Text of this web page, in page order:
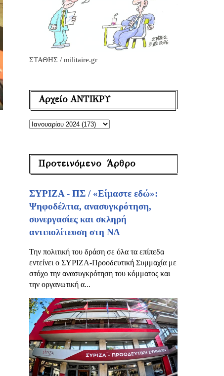
ΣΤΑΘΗΣ / militaire.gr
Αρχείο ΑΝΤΙΚΡΥ
Προτεινόμενο Άρθρο
ΣΥΡΙΖΑ - ΠΣ / «Είμαστε εδώ»:
Ψηφοδέλτια, ανασυγκρότηση,
συνεργασίες και σκληρή
αντιπολίτευση στη ΝΔ
Την πολιτική του δράση σε όλα τα επίπεδα
εντείνει ο ΣΥΡΙΖΑ-Προοδευτική Συμμαχία με
στόχο την ανασυγκρότηση του κόμματος και
την οργανωτική α...